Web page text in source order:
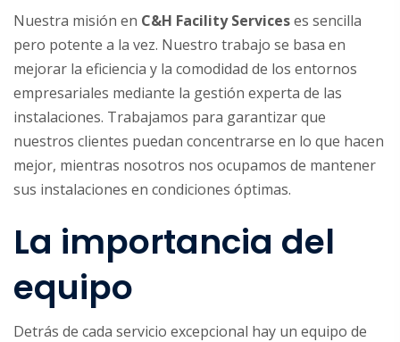
Nuestra misión en C&H Facility Serviceses sencilla
pero potente a la vez. Nuestro trabajo se basa en
mejorar la eficiencia y la comodidad de los entornos
empresariales mediante la gestión experta de las
instalaciones. Trabajamos para garantizar que
nuestros clientes puedan concentrarse en lo que hacen
mejor, mientras nosotros nos ocupamos de mantener
sus instalaciones en condiciones óptimas.
La importancia del
equipo
Detrás de cada servicio excepcional hay un equipo de